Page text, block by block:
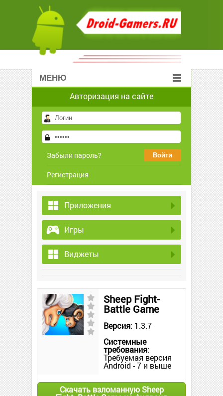
МЕНЮ
Авторизация на сайте
Забыли пароль?
Регистрация
Приложения
Игры
Виджеты
Sheep Fight-
Battle Game
Версия: 1.3.7
Системные
требования:
Требуемая версия
Android - 7 и выше
Скачать взломанную Sheep